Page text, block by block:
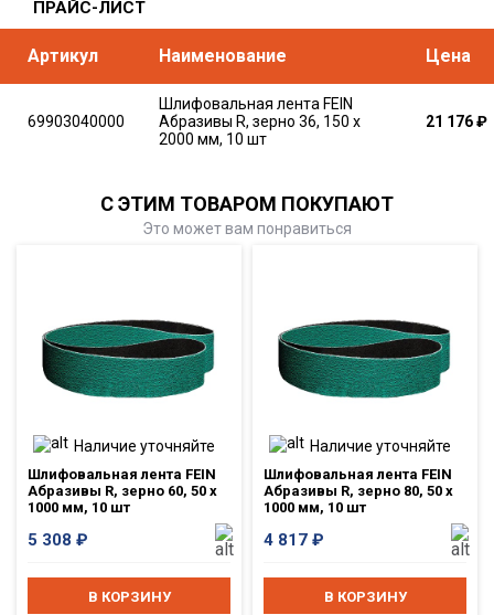
ПРАЙС-ЛИСТ
Артикул Наименование Цена
69903040000
Шлифовальная лента FEIN
Абразивы R, зерно 36, 150 x
2000 мм, 10 шт
21 176₽
С ЭТИМ ТОВАРОМ ПОКУПАЮТ
Это может вам понравиться
Наличие уточняйте
Шлифовальная лента FEIN
Абразивы R, зерно 60, 50 x
1000 мм, 10 шт
5 308 ₽
В КОРЗИНУ
Наличие уточняйте
Шлифовальная лента FEIN
Абразивы R, зерно 80, 50 x
1000 мм, 10 шт
4 817 ₽
В КОРЗИНУ